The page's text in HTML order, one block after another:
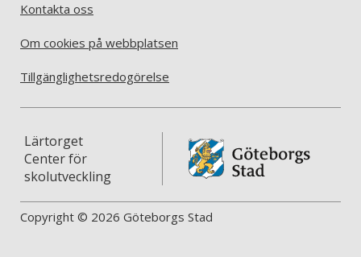
Kontakta oss
Om cookies på webbplatsen
Tillgänglighetsredogörelse
Lärtorget
Center för
skolutveckling
Copyright © 2026 Göteborgs Stad